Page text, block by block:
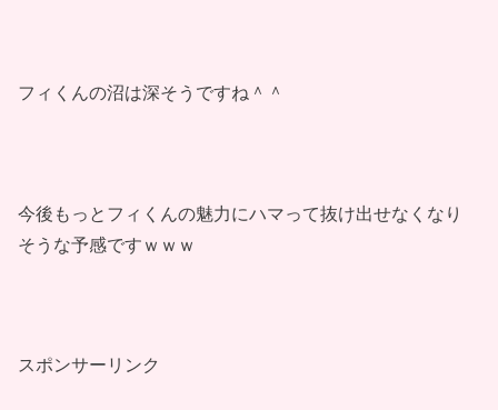
フィくんの沼は深そうですね＾＾
今後もっとフィくんの魅力にハマって抜け出せなくなり
そうな予感ですｗｗｗ
スポンサーリンク